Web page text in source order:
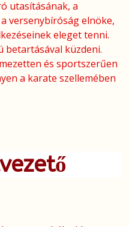
utasításának, a
versenybíróság elnöke,
eleget tenni.
betartásával küzdeni.
és sportszerűen
a karate szellemében